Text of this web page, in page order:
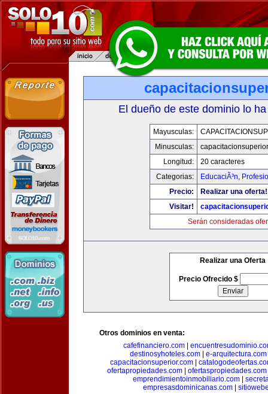
El dueño de este dominio lo
Mayusculas:
Minusculas:
Longitud:
20 caracteres
Categorias:
EducaciÃ³n,
Precio:
Realizar una oferta!
Visitar!
Serán consideradas
Realizar una Oferta
Precio Ofrecido $
Otros dominios en venta:
cafefinanciero.com
destinosyhoteles.com
e-arquitectura.com
capacitacionsuperior.com
ofertapropiedades.com
ofertaspropiedades.com
emprendimientoinmobiliario.com|
empresasdominicanas.com|